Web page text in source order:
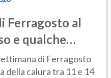
Ferragosto al
e qualche
di Ferragosto
della calura tra 11 e 14